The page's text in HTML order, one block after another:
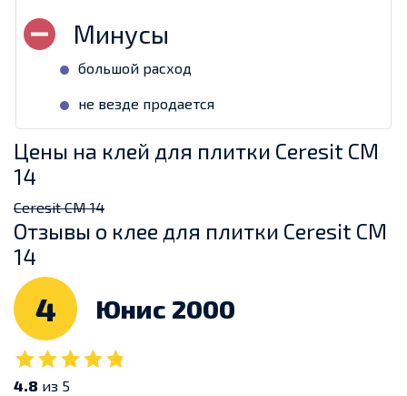
большой расход
не везде продается
Цены на клей для плитки Ceresit CM
14
Ceresit CM 14
Отзывы о клее для плитки Ceresit CM
14
4 Юнис 2000
4.8 из 5